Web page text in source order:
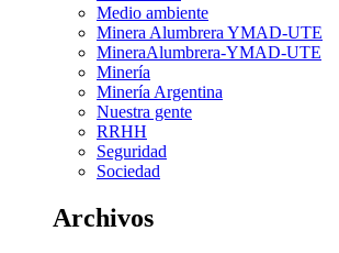
Medio ambiente
Minera Alumbrera YMAD-UTE
MineraAlumbrera-YMAD-UTE
Minería
Minería Argentina
Nuestra gente
RRHH
Seguridad
Sociedad
Archivos